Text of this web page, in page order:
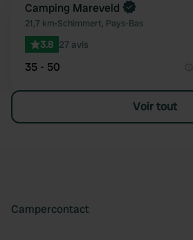
Reserve maintenant
Camping Mareveld
21,7 km•Schimmert, Pays-Bas
3.8 27 avis
35 - 50
Voir tout
Campercontact